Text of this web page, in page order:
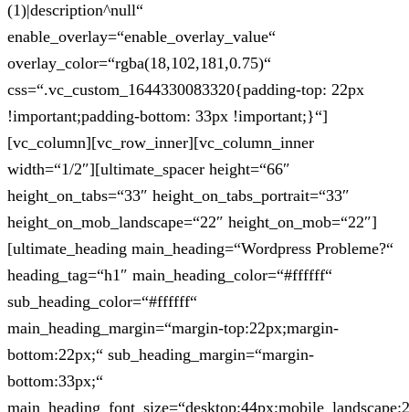
(1)|description^null“
enable_overlay=“enable_overlay_value“
overlay_color=“rgba(18,102,181,0.75)“
css=“.vc_custom_1644330083320{padding-top: 22px
!important;padding-bottom: 33px !important;}“]
[vc_column][vc_row_inner][vc_column_inner
width=“1/2″][ultimate_spacer height=“66″
height_on_tabs=“33″ height_on_tabs_portrait=“33″
height_on_mob_landscape=“22″ height_on_mob=“22″]
[ultimate_heading main_heading=“Wordpress Probleme?“
heading_tag=“h1″ main_heading_color=“#ffffff“
sub_heading_color=“#ffffff“
main_heading_margin=“margin-top:22px;margin-
bottom:22px;“ sub_heading_margin=“margin-
bottom:33px;“